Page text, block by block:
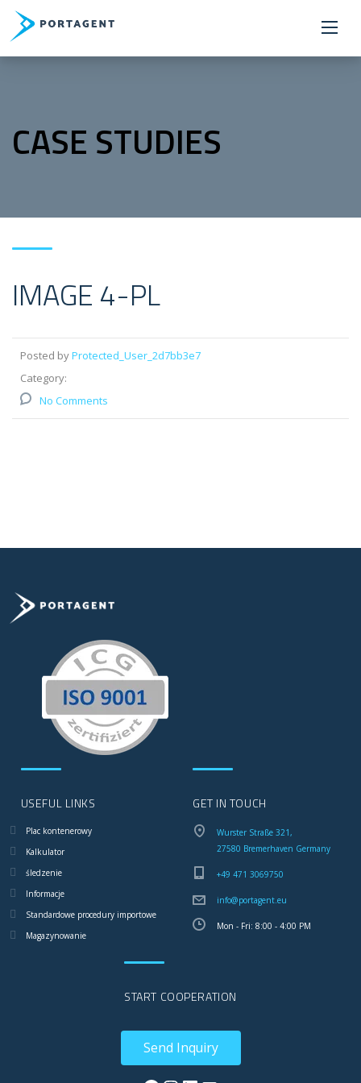
CASE STUDIES
IMAGE 4-PL
Posted byProtected_User_2d7bb3e7
Category:
No Comments
USEFUL LINKS
Plac kontenerowy
Kalkulator
śledzenie
Informacje
Standardowe procedury importowe
Magazynowanie
GET IN TOUCH
Wurster Straße 321,
27580 Bremerhaven Germany
+49 471 3069750
info@portagent.eu
Mon - Fri: 8:00 - 4:00 PM
START COOPERATION
Send Inquiry